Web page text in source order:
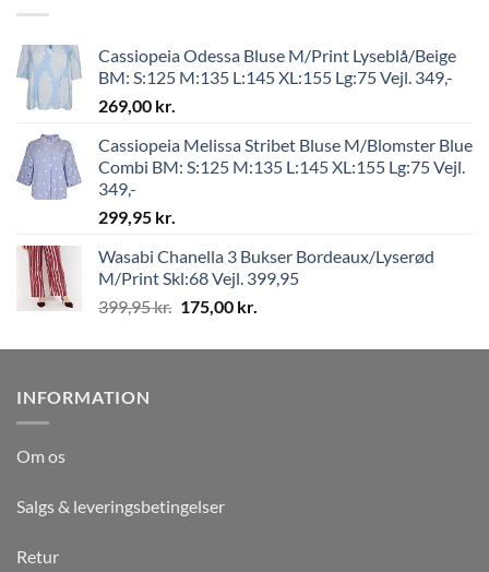
Cassiopeia Odessa Bluse M/Print Lyseblå/Beige
BM: S:125 M:135 L:145 XL:155 Lg:75 Vejl. 349,-
269,00 kr.
Cassiopeia Melissa Stribet Bluse M/Blomster Blue
Combi BM: S:125 M:135 L:145 XL:155 Lg:75 Vejl.
349,-
299,95 kr.
Wasabi Chanella 3 Bukser Bordeaux/Lyserød
M/Print Skl:68 Vejl. 399,95
399,95kr. 175,00 kr.
INFORMATION
Om os
Salgs & leveringsbetingelser
Retur